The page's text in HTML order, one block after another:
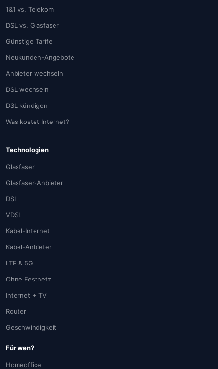
1&1 vs. Telekom
DSL vs. Glasfaser
Günstige Tarife
Neukunden-Angebote
Anbieter wechseln
DSL wechseln
DSL kündigen
Was kostet Internet?
Technologien
Glasfaser
Glasfaser-Anbieter
DSL
VDSL
Kabel-Internet
Kabel-Anbieter
LTE & 5G
Ohne Festnetz
Internet + TV
Router
Geschwindigkeit
Für wen?
Homeoffice